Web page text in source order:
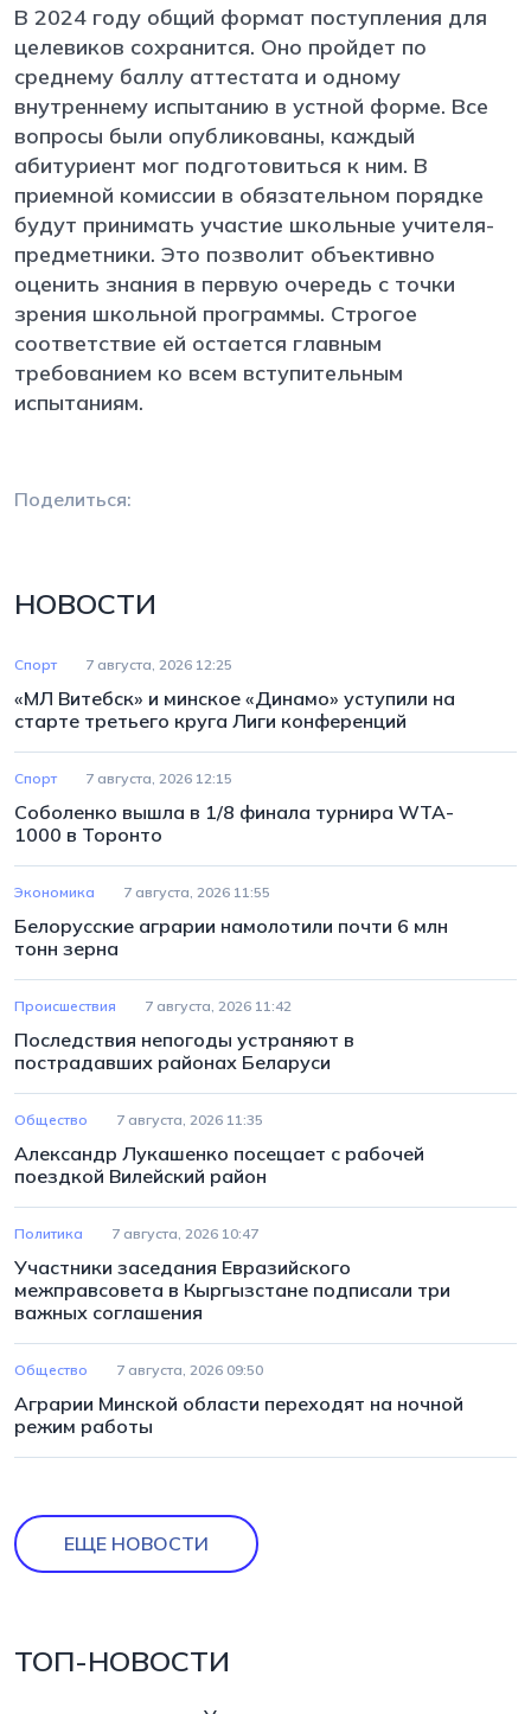
В 2024 году общий формат поступления для
целевиков сохранится. Оно пройдет по
среднему баллу аттестата и одному
внутреннему испытанию в устной форме. Все
вопросы были опубликованы, каждый
абитуриент мог подготовиться к ним. В
приемной комиссии в обязательном порядке
будут принимать участие школьные учителя-
предметники. Это позволит объективно
оценить знания в первую очередь с точки
зрения школьной программы. Строгое
соответствие ей остается главным
требованием ко всем вступительным
испытаниям.
Поделиться:
НОВОСТИ
Спорт 7 августа, 2026 12:25
«МЛ Витебск» и минское «Динамо» уступили на
старте третьего круга Лиги конференций
Спорт 7 августа, 2026 12:15
Соболенко вышла в 1/8 финала турнира WTA-
1000 в Торонто
Экономика 7 августа, 2026 11:55
Белорусские аграрии намолотили почти 6 млн
тонн зерна
Происшествия 7 августа, 2026 11:42
Последствия непогоды устраняют в
пострадавших районах Беларуси
Общество 7 августа, 2026 11:35
Александр Лукашенко посещает с рабочей
поездкой Вилейский район
Политика 7 августа, 2026 10:47
Участники заседания Евразийского
межправсовета в Кыргызстане подписали три
важных соглашения
Общество 7 августа, 2026 09:50
Аграрии Минской области переходят на ночной
режим работы
ЕЩЕ НОВОСТИ
ТОП-НОВОСТИ